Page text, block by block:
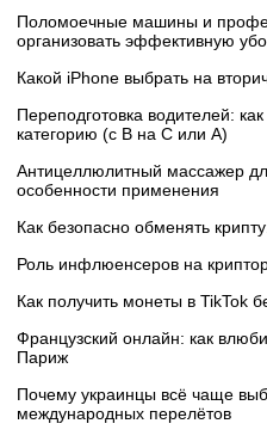
Поломоечные машины и
организовать эффективную
Какой iPhone выбрать на
Переподготовка водителей:
категорию (с B на C или А)
Антицеллюлитный массажер
особенности применения
Как безопасно обменять
Роль инфлюенсеров на
Как получить монеты в TikTok
Французский онлайн: как
Париж
Почему украинцы всё чаще
международных перелётов